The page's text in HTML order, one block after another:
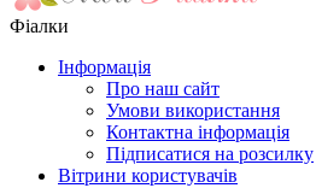
Фіалки
Інформація
Про наш сайт
Умови використання
Контактна інформація
Підписатися на розсилку
Вітрини користувачів